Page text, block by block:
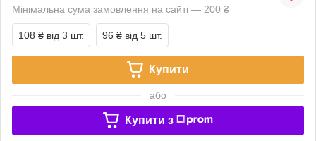
Мінімальна сума замовлення на сайті — 200 ₴
108 ₴ від 3 шт. 96 ₴ від 5 шт.
Купити
або
Купити з